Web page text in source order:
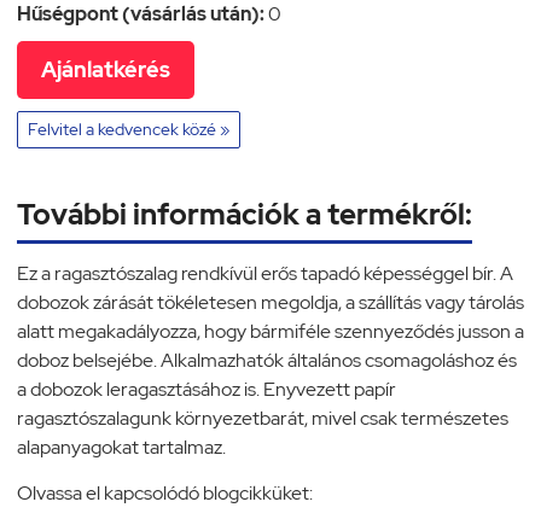
Hűségpont (vásárlás után):0
Ajánlatkérés
Felvitel a kedvencek közé »
További információk a termékről:
Ez a ragasztószalag rendkívül erős tapadó képességgel bír. A
dobozok zárását tökéletesen megoldja, a szállítás vagy tárolás
alatt megakadályozza, hogy bármiféle szennyeződés jusson a
doboz belsejébe. Alkalmazhatók általános csomagoláshoz és
a dobozok leragasztásához is. Enyvezett papír
ragasztószalagunk környezetbarát, mivel csak természetes
alapanyagokat tartalmaz.
Olvassa el kapcsolódó blogcikküket: